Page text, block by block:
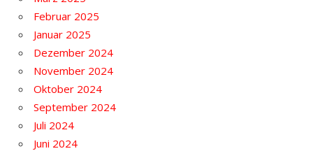
Februar 2025
Januar 2025
Dezember 2024
November 2024
Oktober 2024
September 2024
Juli 2024
Juni 2024